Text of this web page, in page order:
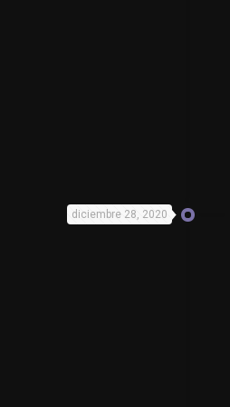
diciembre 28, 2020